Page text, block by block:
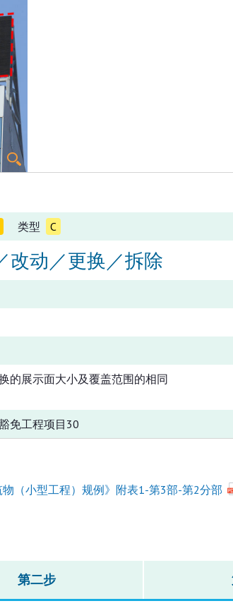
类型 C
改动／更换／拆除
的展示面大小及覆盖范围的相同
免工程项目30
（小型工程）规例》附表1-第3部-第2分部
第二步